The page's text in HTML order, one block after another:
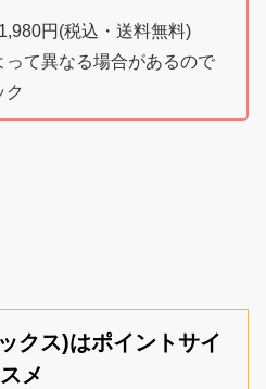
円(税込・送料無料)
って異なる場合があるので
ク
クス)はポイントサイ
メ